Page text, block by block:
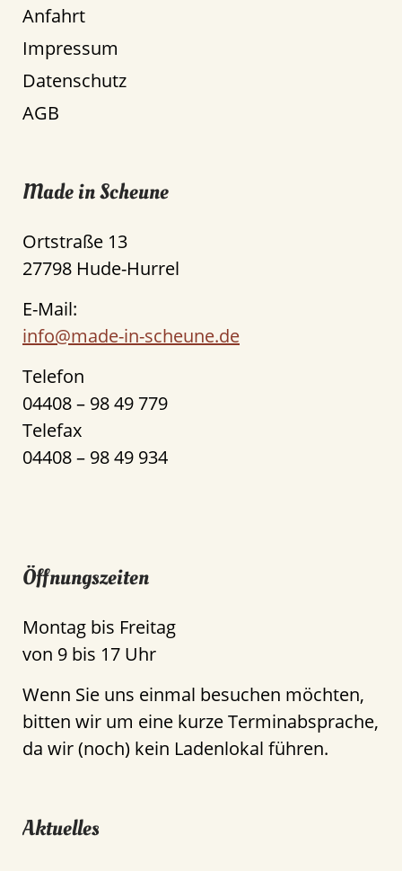
Anfahrt
Impressum
Datenschutz
AGB
Made in Scheune
Ortstraße 13
27798 Hude-Hurrel
E-Mail:
info@made-in-scheune.de
Telefon
04408 – 98 49 779
Telefax
04408 – 98 49 934
Öffnungszeiten
Montag bis Freitag
von 9 bis 17 Uhr
Wenn Sie uns einmal besuchen möchten,
bitten wir um eine kurze Terminabsprache,
da wir (noch) kein Ladenlokal führen.
Aktuelles